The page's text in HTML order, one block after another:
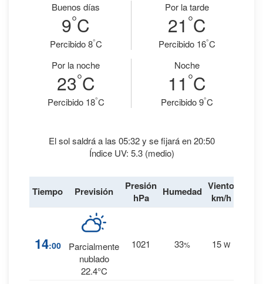
Buenos días
9°C
Percibido 8°C
Por la tarde
21 °C
Percibido 16°C
Por la noche
23°C
Percibido 18°C
Noche
11 °C
Percibido 9°C
El sol saldrá a las 05:32 y se fijará en 20:50
Índice UV: 5.3 (medio)
Tiempo Previsión
Presión
hPa
Humedad Viento
km/h
14:00
Parcialmente
nublado
22.4°C
1021 33% 15 W